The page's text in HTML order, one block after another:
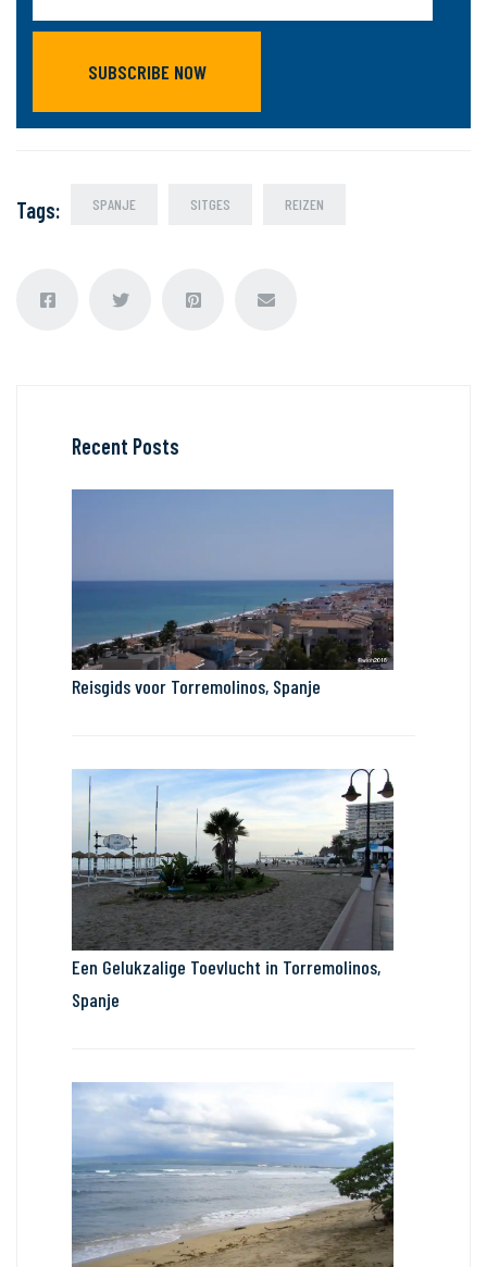
SUBSCRIBE NOW
Tags: SPANJE SITGES REIZEN
Recent Posts
Reisgids voor Torremolinos, Spanje
Een Gelukzalige Toevlucht in Torremolinos,
Spanje